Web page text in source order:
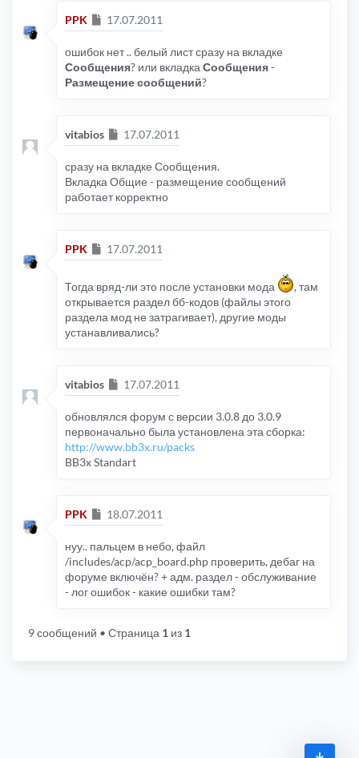
PPK Сообщение
17.07.2011
ошибок нет .. белый лист сразу на вкладке
Сообщения? или вкладка Сообщения-
Размещение сообщений?
vitabios Сообщение
17.07.2011
сразу на вкладке Сообщения.
Вкладка Общие - размещение сообщений
работает корректно
PPK Сообщение
17.07.2011
Тогда вряд-ли это после установки мода
, там
открывается раздел бб-кодов (файлы этого
раздела мод не затрагивает), другие моды
устанавливались?
vitabios Сообщение
17.07.2011
обновлялся форум с версии 3.0.8 до 3.0.9
первоначально была установлена эта сборка:
http://www.bb3x.ru/packs
BB3x Standart
PPK Сообщение
18.07.2011
нуу.. пальцем в небо, файл
/includes/acp/acp_board.php проверить, дебаг на
форуме включён? + адм. раздел - обслуживание
- лог ошибок - какие ошибки там?
9 сообщений • Страница 1 из 1